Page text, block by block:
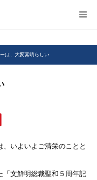
は、大変素晴らしい
いよいよご清栄のことと
「文鮮明総裁聖和５周年記